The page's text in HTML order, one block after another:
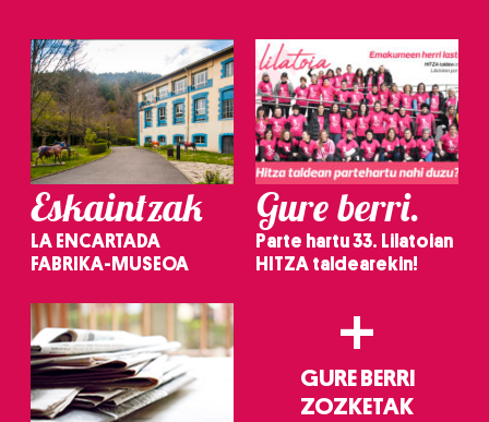
Eskaintzak
LA ENCARTADA
FABRIKA-MUSEOA
Gure berri.
Parte hartu 33. Lilatoian
HITZA taldearekin!
+
GURE BERRI
ZOZKETAK